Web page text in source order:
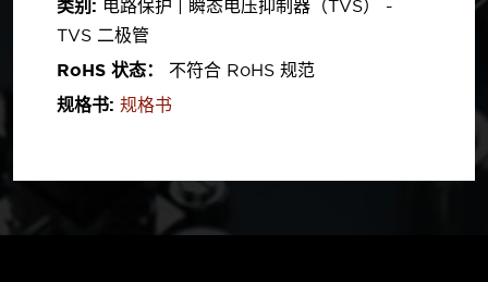
类别: 电路保护 | 瞬态电压抑制器（TVS） -
TVS 二极管
RoHS 状态：
不符合 RoHS 规范
规格书: 规格书